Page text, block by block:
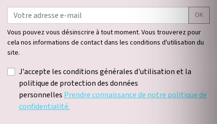
OK
Vous pouvez vous désinscrire à tout moment. Vous trouverez pour
cela nos informations de contact dans les conditions d'utilisation du
site.
J'accepte les conditions générales d'utilisation et la
politique de protection des données
personnelles Prendre connaissance de notre politique de
confidentialité.